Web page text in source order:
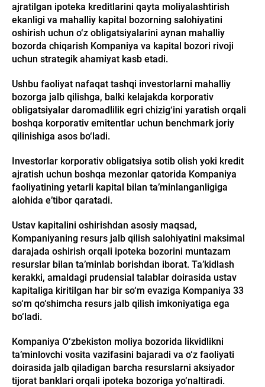
ajratilgan ipoteka kreditlarini qayta moliyalashtirish
ekanligi va mahalliy kapital bozorning salohiyatini
oshirish uchun o‘z obligatsiyalarini aynan mahalliy
bozorda chiqarish Kompaniya va kapital bozori rivoji
uchun strategik ahamiyat kasb etadi.
Ushbu faoliyat nafaqat tashqi investorlarni mahalliy
bozorga jalb qilishga, balki kelajakda korporativ
obligatsiyalar daromadlilik egri chizig‘ini yaratish orqali
boshqa korporativ emitentlar uchun benchmark joriy
qilinishiga asos bo‘ladi.
Investorlar korporativ obligatsiya sotib olish yoki kredit
ajratish uchun boshqa mezonlar qatorida Kompaniya
faoliyatining yetarli kapital bilan ta’minlanganligiga
alohida e’tibor qaratadi.
Ustav kapitalini oshirishdan asosiy maqsad,
Kompaniyaning resurs jalb qilish salohiyatini maksimal
darajada oshirish orqali ipoteka bozorini muntazam
resurslar bilan ta’minlab borishdan iborat. Ta’kidlash
kerakki, amaldagi prudensial talablar doirasida ustav
kapitaliga kiritilgan har bir so‘m evaziga Kompaniya 33
so‘m qo‘shimcha resurs jalb qilish imkoniyatiga ega
bo‘ladi.
Kompaniya O‘zbekiston moliya bozorida likvidlikni
ta’minlovchi vosita vazifasini bajaradi va o‘z faoliyati
doirasida jalb qiladigan barcha resurslarni aksiyador
tijorat banklari orqali ipoteka bozoriga yo‘naltiradi.